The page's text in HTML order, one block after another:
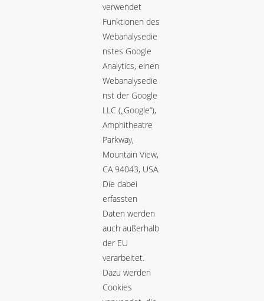
verwendet
Funktionen des
Webanalysedie
nstes Google
Analytics, einen
Webanalysedie
nst der Google
LLC („Google“),
Amphitheatre
Parkway,
Mountain View,
CA 94043, USA.
Die dabei
erfassten
Daten werden
auch außerhalb
der EU
verarbeitet.
Dazu werden
Cookies